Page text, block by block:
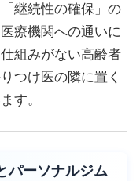
継続性の確保」の
療機関への通いに
組みがない高齢者
つけ医の隣に置く
す。
ーソナルジム